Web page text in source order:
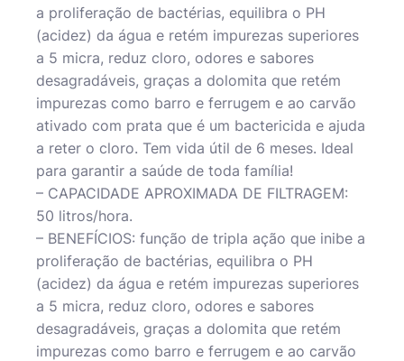
a proliferação de bactérias, equilibra o PH
(acidez) da água e retém impurezas superiores
a 5 micra, reduz cloro, odores e sabores
desagradáveis, graças a dolomita que retém
impurezas como barro e ferrugem e ao carvão
ativado com prata que é um bactericida e ajuda
a reter o cloro. Tem vida útil de 6 meses. Ideal
para garantir a saúde de toda família!
– CAPACIDADE APROXIMADA DE FILTRAGEM:
50 litros/hora.
– BENEFÍCIOS: função de tripla ação que inibe a
proliferação de bactérias, equilibra o PH
(acidez) da água e retém impurezas superiores
a 5 micra, reduz cloro, odores e sabores
desagradáveis, graças a dolomita que retém
impurezas como barro e ferrugem e ao carvão